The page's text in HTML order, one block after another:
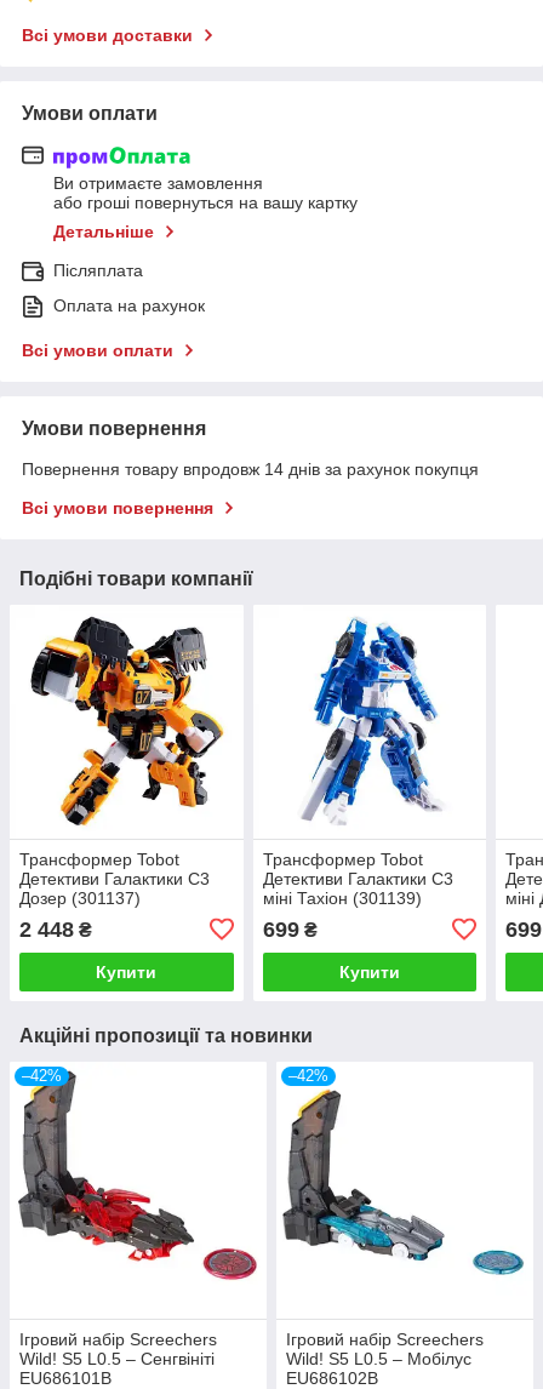
Всі умови доставки
Умови оплати
Ви отримаєте замовлення
або гроші повернуться на вашу картку
Детальніше
Післяплата
Оплата на рахунок
Всі умови оплати
Умови повернення
Повернення товару впродовж 14 днів за рахунок покупця
Всі умови повернення
Подібні товари компанії
Трансформер Tobot
Детективи Галактики С3
Дозер (301137)
2 448 ₴
Купити
Трансформер Tobot
Детективи Галактики С3
міні Тахіон (301139)
699₴
Купити
699
Акційні пропозиції та новинки
–42%
Ігровий набір Screechers
Wild! S5 L0.5 – Сенгвініті
EU686101B
–42%
Ігровий набір Screechers
Wild! S5 L0.5 – Мобілус
EU686102B